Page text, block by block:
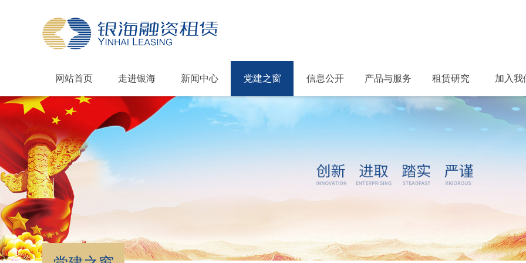
网站首页 走进银海 新闻中心 党建之窗 信息公开 产品与服务 租赁研究 加入我
联系我们